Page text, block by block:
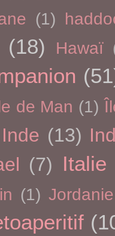
(1)
(18) Hawaï
de Man (1)
Inde (13)
(7) Italie
(1) Jordanie